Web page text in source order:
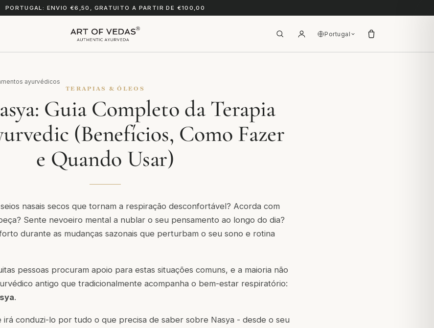
PORTUGAL: ENVIO €6,50, GRATUITO A PARTIR DE €100,00
Portugal
ayurvédicos
TERAPIAS & ÓLEOS
Guia Completo da Terapia
(Benefícios, Como Fazer
e Quando Usar)
nasais secos que tornam a respiração desconfortável? Acorda com
Sente nevoeiro mental a nublar o seu pensamento ao longo do dia?
durante as mudanças sazonais que perturbam o seu sono e rotina
pessoas procuram apoio para estas situações comuns, e a maioria não
antigo que tradicionalmente acompanha o bem-estar respiratório:
.
irá conduzi-lo por tudo o que precisa de saber sobre Nasya - desde o seu